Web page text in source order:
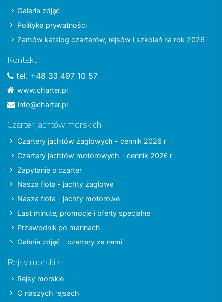
Galeria zdjęć
Polityka prywatności
Zamów katalog czarterów, rejsów i szkoleń na rok 2026
Kontakt
tel. +48 33 497 10 57
www.charter.pl
info@charter.pl
Czarter jachtów morskich
Czartery jachtów żaglowych - cennik 2026 r
Czartery jachtów motorowych - cennik 2026 r
Zapytanie o czarter
Nasza flota - jachty żaglowe
Nasza flota - jachty motorowe
Last minute, promocje i oferty specjalne
Przewodnik po marinach
Galeria zdjęć - czartery za nami
Rejsy morskie
Rejsy morskie
O naszych rejsach